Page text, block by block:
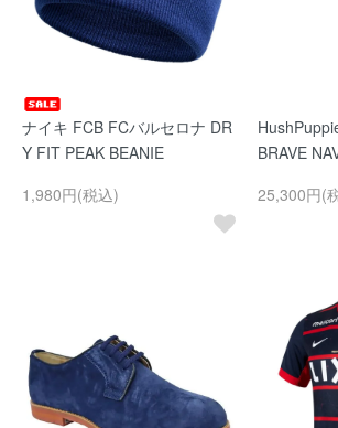
ナイキ FCB FCバルセロナ DR
Y FIT PEAK BEANIE
1,980円(税込)
BRAVE
25,300円(